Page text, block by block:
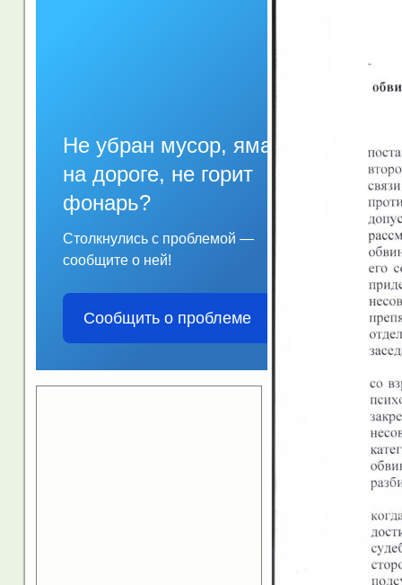
Не убран мусор, яма
на дороге, не горит
фонарь?
Столкнулись с проблемой —
сообщите о ней!
Сообщить о проблеме